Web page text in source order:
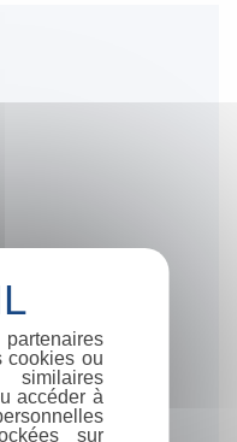
cookies ou
similaires
accéder à
sur